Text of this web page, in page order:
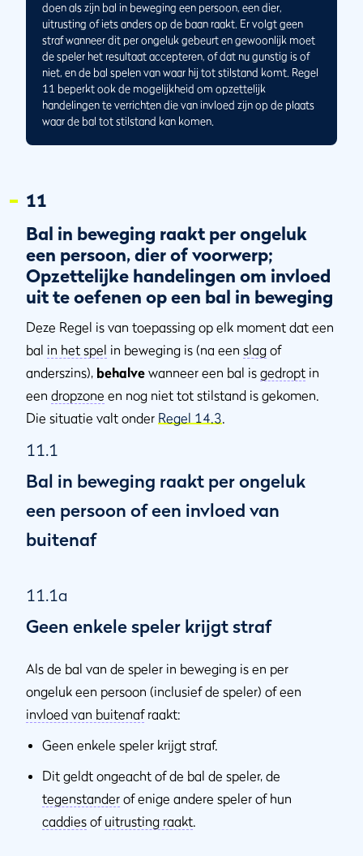
doen als zijn bal in beweging een persoon, een dier,
uitrusting of iets anders op de baan raakt. Er volgt geen
straf wanneer dit per ongeluk gebeurt en gewoonlijk moet
de speler het resultaat accepteren, of dat nu gunstig is of
niet, en de bal spelen van waar hij tot stilstand komt. Regel
11 beperkt ook de mogelijkheid om opzettelijk
handelingen te verrichten die van invloed zijn op de plaats
waar de bal tot stilstand kan komen.
11
Bal in beweging raakt per ongeluk
een persoon, dier of voorwerp;
Opzettelijke handelingen om invloed
uit te oefenen op een bal in beweging
Deze Regel is van toepassing op elk moment dat een
bal in het spel in beweging is (na een slag of
anderszins), behalve wanneer een bal is gedropt in
een dropzone en nog niet tot stilstand is gekomen.
Die situatie valt onder Regel 14.3.
11.1
Bal in beweging raakt per ongeluk
een persoon of een invloed van
buitenaf
11.1a
Geen enkele speler krijgt straf
Als de bal van de speler in beweging is en per
ongeluk een persoon (inclusief de speler) of een
invloed van buitenafraakt:
Geen enkele speler krijgt straf.
Dit geldt ongeacht of de bal de speler, de
tegenstander of enige andere speler of hun
caddies of uitrusting raakt.